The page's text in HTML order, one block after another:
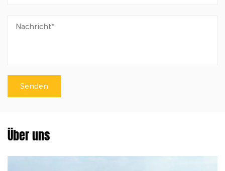
Über uns